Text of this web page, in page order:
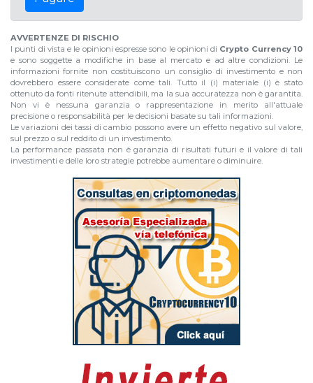
AVVERTENZE DI RISCHIO
I punti di vista e le opinioni espresse sono le opinioni di Crypto Currency 10
e sono soggette a modifiche in base al mercato e ad altre condizioni. Le
informazioni fornite non costituiscono un consiglio di investimento e non
dovrebbero essere considerate come tali. Tutto il (i) materiale (i) è stato
ottenuto da fonti ritenute attendibili, ma la sua accuratezza non è garantita.
Non vi è nessuna garanzia o rappresentazione in merito all'attuale
precisione o responsabilità per le decisioni basate su tali informazioni.
Le variazioni dei tassi di cambio possono avere un effetto negativo sul valore,
sul prezzo o sul reddito di un investimento.
La performance passata non è garanzia di risultati futuri e il valore di tali
investimenti e delle loro strategie potrebbe aumentare o diminuire.